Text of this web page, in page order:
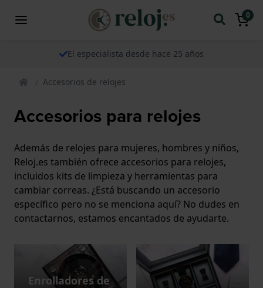
0
El especialista desde hace 25 años
Accesorios de relojes
Accesorios para relojes
Además de relojes para mujeres, hombres y niños,
Reloj.es también ofrece accesorios para relojes,
incluidos kits de limpieza y herramientas para
cambiar correas. ¿Está buscando un accesorio
específico pero no se menciona aquí? No dudes en
contactarnos, estamos encantados de ayudarte.
Enrolladores de